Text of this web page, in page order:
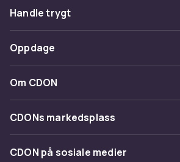
Vanlige spørsmål
Spor pakke
Angre & returner her
Kontakt oss
Handle trygt
Betaling
Levering
Tilbakekallinger
Oppdage
Kategorier
Varemerker
Om CDON
Om oss
Kundeanmeldelser
CDONs markedsplass
Merchant Help Center
CDON på sosiale medier